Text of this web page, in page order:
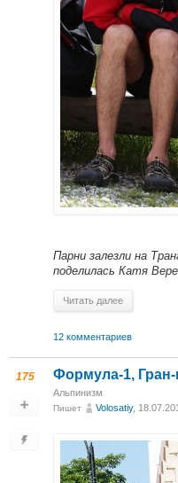
Парни залезли на
поделилась Катя
Читать далее
12 комментариев
175 Формула-1,
Альпинизм
Пишет Volosatiy,